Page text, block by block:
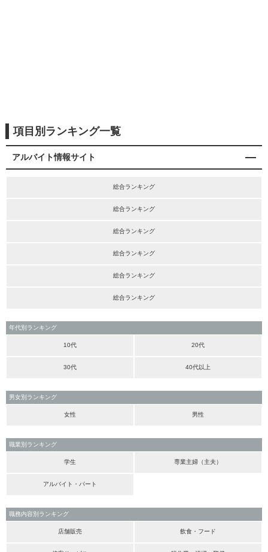
項目別ランキング一覧
アルバイト情報サイト
総合ランキング
総合ランキング
総合ランキング
総合ランキング
総合ランキング
総合ランキング
年代別ランキング
10代 20代
30代 40代以上
男女別ランキング
女性 男性
職業別ランキング
学生 専業主婦（主夫）
アルバイト・パート
職務内容別ランキング
店舗販売 飲食・フード